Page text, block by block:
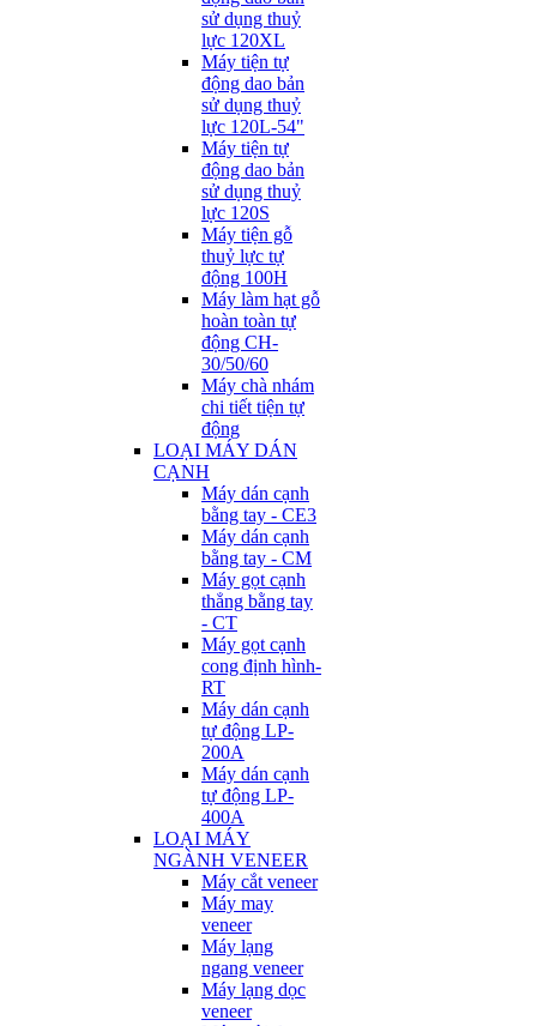
sử dụng thuỷ
lực 120XL
Máy tiện tự
động dao bản
sử dụng thuỷ
lực 120L-54"
Máy tiện tự
động dao bản
sử dụng thuỷ
lực 120S
Máy tiện gỗ
thuỷ lực tự
động 100H
Máy làm hạt gỗ
hoàn toàn tự
động CH-
30/50/60
Máy chà nhám
chi tiết tiện tự
động
LOẠI MÁY DÁN
CẠNH
Máy dán cạnh
bằng tay - CE3
Máy dán cạnh
bằng tay - CM
Máy gọt cạnh
thẳng bằng tay
- CT
Máy gọt cạnh
cong định hình-
RT
Máy dán cạnh
tự động LP-
200A
Máy dán cạnh
tự động LP-
400A
LOẠI MÁY
NGÀNH VENEER
Máy cắt veneer
Máy may
veneer
Máy lạng
ngang veneer
Máy lạng dọc
veneer